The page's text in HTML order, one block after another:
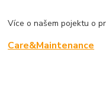
Více o našem pojektu o
Care&Maintenance